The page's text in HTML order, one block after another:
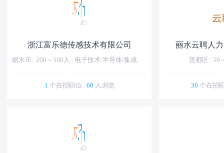
浙江富乐德传感技术有限公司
丽水市 200～500人 电子技术/半导体/集成电路
1 个在招职位 60 人浏览
丽水云聘人
莲都区 50
30 个在招